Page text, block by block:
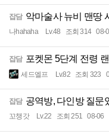
잡담 악마술사 뉴비 맨땅
나hahaha Lv.48 조회 314 08-
잡담 포켓몬 5단계 전령
세드엘프 Lv.82 조회 323
잡담 공역방, 다인방 질문
꼬챙갓 Lv.22 조회 251 08-06